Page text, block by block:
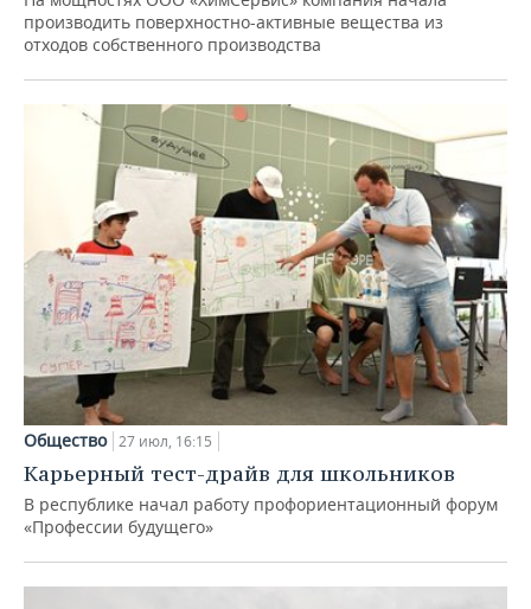
производить поверхностно-активные вещества из
отходов собственного производства
Общество 27 июл, 16:15
Карьерный тест-драйв для школьников
В республике начал работу профориентационный форум
«Профессии будущего»